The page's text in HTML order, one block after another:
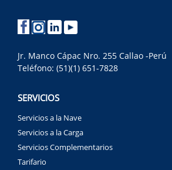
Jr. Manco Cápac Nro. 255 Callao -Perú
Teléfono: (51)(1) 651-7828
SERVICIOS
Servicios a la Nave
Servicios a la Carga
Servicios Complementarios
Tarifario